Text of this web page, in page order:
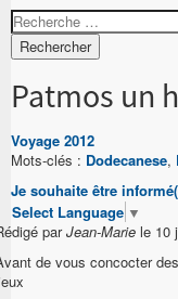
Rechercher
Voyage 2012
Mots-clés : Dodecanese,
Je souhaite être
Select Language ▼
parJean-Marie le 10
de vous concocter